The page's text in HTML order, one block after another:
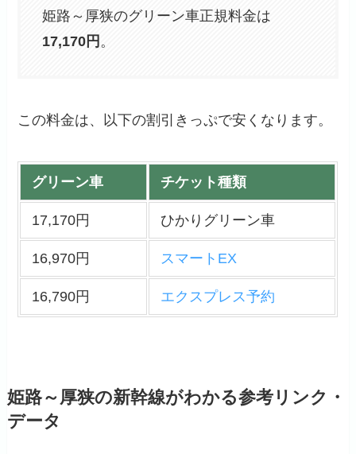
姫路～厚狭のグリーン車正規料金は
17,170円 。
この料金は、以下の割引きっぷで安くなります。
グリーン車 チケット種類
17,170円 ひかりグリーン車
16,970円 スマートEX
16,790円 エクスプレス予約
姫路～厚狭の新幹線がわかる参考リンク・
データ